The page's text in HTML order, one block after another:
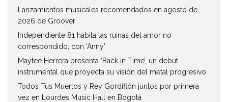
Lanzamientos musicales recomendados en agosto de
2026 de Groover
Independiente 81 habita las ruinas del amor no
correspondido, con ‘Anny’
Mayteé Herrera presenta ‘Back in Time’, un debut
instrumental que proyecta su visión del metal progresivo
Todos Tus Muertos y Rey Gordiflón juntos por primera
vez en Lourdes Music Hall en Bogotá